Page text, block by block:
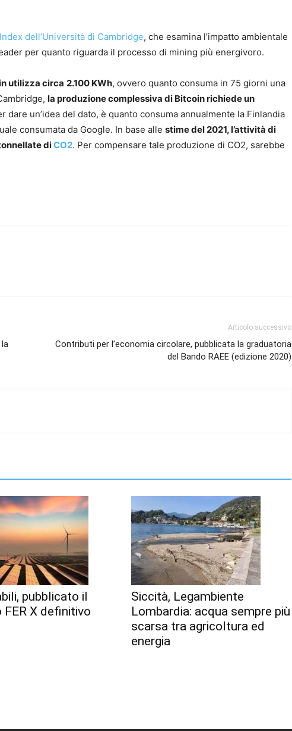
dell’Università di Cambridge, che esamina l’impatto ambientale
per quanto riguarda il processo di mining più energivoro.
utilizza circa 2.100 KWh, ovvero quanto consuma in 75 giorni una
la produzione complessiva di Bitcoin richiede un
dare un’idea del dato, è quanto consuma annualmente la Finlandia
consumata da Google. In base alle stime del 2021, l’attività di
diCO2. Per compensare tale produzione di CO2, sarebbe
Articolo successivo
Contributi per l’economia circolare, pubblicata la graduatoria
del Bando RAEE (edizione 2020)
pubblicato il
FER X definitivo
Siccità, Legambiente
Lombardia: acqua sempre più
scarsa tra agricoltura ed
energia